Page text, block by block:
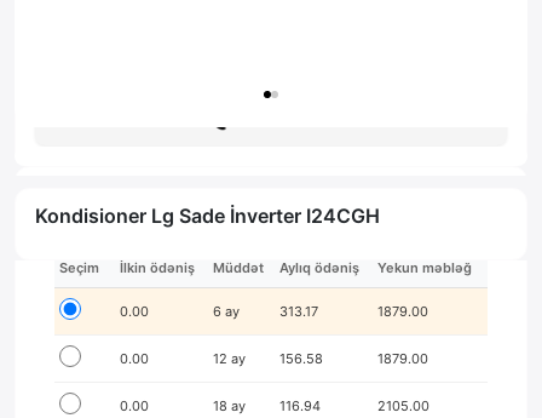
Kondisioner Lg Sade İnverter I24CGH
İlkin ödənişsiz hissə-hissə ödə!
Seçim İlkin ödəniş Müddət Aylıq ödəniş Yekun məbləğ
0.00 6 ay 313.17 1879.00
0.00 12 ay 156.58 1879.00
0.00 18 ay 116.94 2105.00